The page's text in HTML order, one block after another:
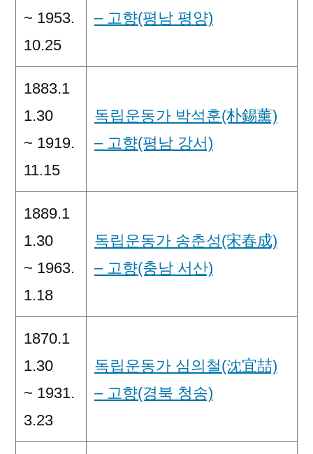
~ 1953.
10.25
– 고향(평남 평양)
1883.1
1.30
~ 1919.
11.15
독립운동가 박석훈(朴錫薰)
– 고향(평남 강서)
1889.1
1.30
~ 1963.
1.18
독립운동가 송춘성(宋春成)
– 고향(충남 서산)
1870.1
1.30
~ 1931.
3.23
독립운동가 심의철(沈宜喆)
– 고향(경북 청송)